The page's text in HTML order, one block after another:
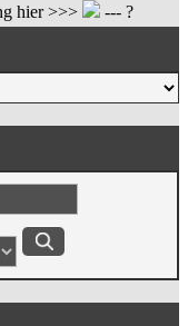
hier >>> --- ?